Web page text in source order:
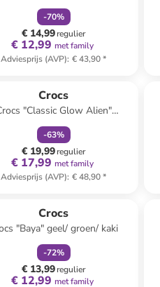
-70%
€ 14,99regulier
€ 12,99 met family
Adviesprijs (AVP): € 43,90*
Crocs
"Classic Glow Alien"
wit/groen
-63%
€ 19,99regulier
€ 17,99 met family
Adviesprijs (AVP): € 48,90*
Crocs
"Baya" geel/ groen/ kaki
-72%
€ 13,99regulier
€ 12,99 met family